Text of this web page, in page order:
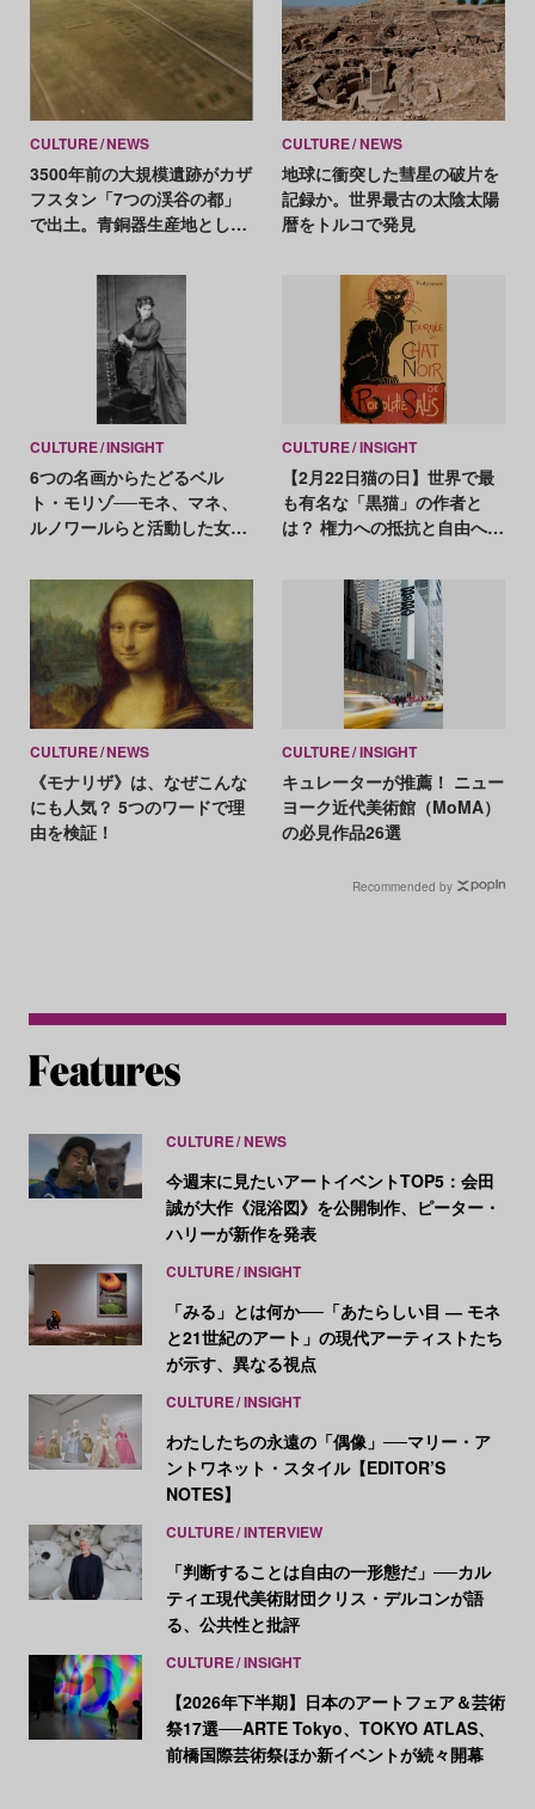
CULTURE NEWS
3500年前の大規模遺跡がカザ
フスタン「7つの渓谷の都」
で出土。青銅器生産地として
CULTURE NEWS
地球に衝突した彗星の破片を
記録か。世界最古の太陰太陽
暦をトルコで発見
CULTURE INSIGHT
6つの名画からたどるベル
ト・モリゾ──モネ、マネ、
ルノワールらと活動した女性
CULTURE INSIGHT
【2月22日猫の日】世界で最
も有名な「黒猫」の作者と
は？ 権力への抵抗と自由への
CULTURE NEWS
《モナリザ》は、なぜこんな
にも人気？ 5つのワードで理
由を検証！
CULTURE INSIGHT
キュレーターが推薦！ ニュー
ヨーク近代美術館（MoMA）
の必見作品26選
Recommended by
CULTURE NEWS
今週末に見たいアートイベントTOP5：会田
誠が大作《混浴図》を公開制作、ピーター・
ハリーが新作を発表
CULTURE INSIGHT
「みる」とは何か──「あたらしい目 ― モネ
と21世紀のアート」の現代アーティストたち
が示す、異なる視点
CULTURE INSIGHT
わたしたちの永遠の「偶像」──マリー・ア
ントワネット・スタイル【EDITOR’S
NOTES】
CULTURE INTERVIEW
「判断することは自由の一形態だ」──カル
ティエ現代美術財団クリス・デルコンが語
る、公共性と批評
CULTURE INSIGHT
【2026年下半期】日本のアートフェア＆芸術
祭17選──ARTE Tokyo、TOKYO ATLAS、
前橋国際芸術祭ほか新イベントが続々開幕